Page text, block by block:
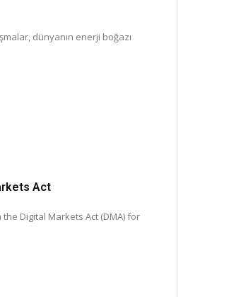
dünyanın enerji boğazı
Act
Digital Markets Act (DMA) for